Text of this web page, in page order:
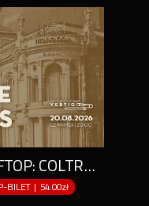
JAZZ ON THE ROOFTOP: COLTRANE MEETS DAVIS
BILET | 54.00zł